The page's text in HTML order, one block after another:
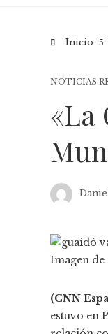
Inicio
NOTICIAS
«La
Imagen
(CNN
estuvo en